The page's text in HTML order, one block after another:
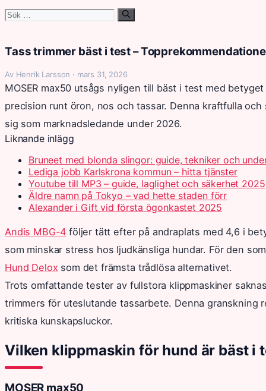
Sök
Tass trimmer bäst i test –
Av Henrik Larsson · mars 31, 2026
MOSER max50 utsågs nyligen till bäst i test med
precision runt öron, nos och tassar. Denna kraftfulla
sig som marknadsledande under 2026.
Liknande inlägg
Bruneet med blonda slingor: guide, tekniker och
Lediga jobb Karlskrona kommun – hitta tjänster
Youtube till MP3 – guide, laglighet och säkerhet 2025
Äldre namn på Tokyo – vad hette staden förr
Alexander i Gift vid första ögonkastet 2025
Andis MBG-4 följer tätt efter på andraplats med 4,6 i
som minskar stress hos ljudkänsliga hundar. För den
Hund Delox som det främsta trådlösa alternativet.
Trots omfattande tester av fullstora klippmaskiner
trimmers för uteslutande tassarbete. Denna
kritiska kunskapsluckor.
Vilken klippmaskin för hund är bäst i
MOSER max50